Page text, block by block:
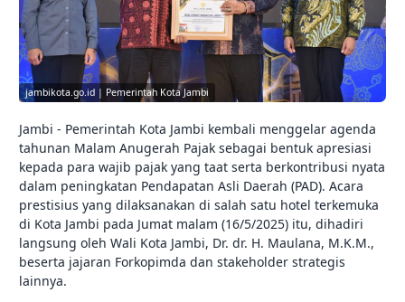
jambikota.go.id | Pemerintah Kota Jambi
Jambi - Pemerintah Kota Jambi kembali menggelar agenda
tahunan Malam Anugerah Pajak sebagai bentuk apresiasi
kepada para wajib pajak yang taat serta berkontribusi nyata
dalam peningkatan Pendapatan Asli Daerah (PAD). Acara
prestisius yang dilaksanakan di salah satu hotel terkemuka
di Kota Jambi pada Jumat malam (16/5/2025) itu, dihadiri
langsung oleh Wali Kota Jambi, Dr. dr. H. Maulana, M.K.M.,
beserta jajaran Forkopimda dan stakeholder strategis
lainnya.